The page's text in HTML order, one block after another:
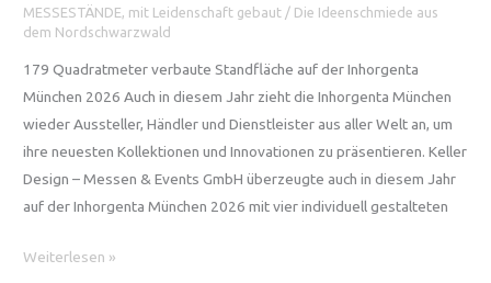
2026
MESSESTÄNDE, mit Leidenschaft gebaut / Die Ideenschmiede aus
dem Nordschwarzwald
179 Quadratmeter verbaute Standfläche auf der Inhorgenta
München 2026 Auch in diesem Jahr zieht die Inhorgenta München
wieder Aussteller, Händler und Dienstleister aus aller Welt an, um
ihre neuesten Kollektionen und Innovationen zu präsentieren. Keller
Design – Messen & Events GmbH überzeugte auch in diesem Jahr
auf der Inhorgenta München 2026 mit vier individuell gestalteten
Inhorgenta
Weiterlesen »